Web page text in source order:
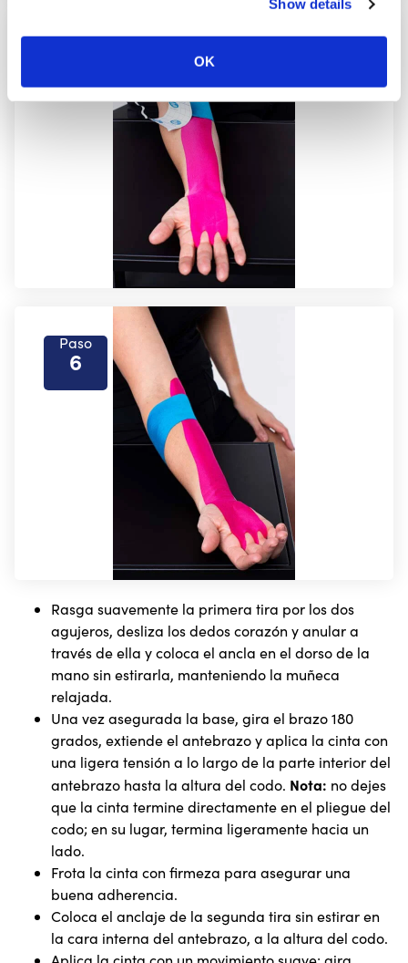
Show details
OK
Paso
6
Rasga suavemente la primera tira por los dos
agujeros, desliza los dedos corazón y anular a
través de ella y coloca el ancla en el dorso de la
mano sin estirarla, manteniendo la muñeca
relajada.
Una vez asegurada la base, gira el brazo 180
grados, extiende el antebrazo y aplica la cinta con
una ligera tensión a lo largo de la parte interior del
antebrazo hasta la altura del codo. Nota: no dejes
que la cinta termine directamente en el pliegue del
codo; en su lugar, termina ligeramente hacia un
lado.
Frota la cinta con firmeza para asegurar una
buena adherencia.
Coloca el anclaje de la segunda tira sin estirar en
la cara interna del antebrazo, a la altura del codo.